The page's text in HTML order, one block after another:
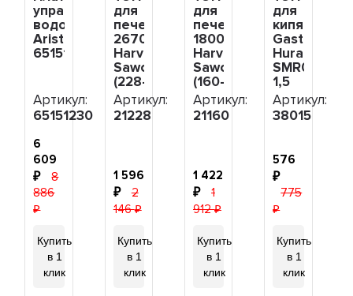
управления
водонагревателя,
Ariston,
65151230
Артикул:
65151230
6
609
8
886
Купить
в 1
клик
для
печей
2670W
Harvia,
Sawo
(228-
ZSB,
HTS007HR,
ZSB-
Артикул:
21228
1 596
2
146
Купить
в 1
клик
для
печей
1800W
Harvia,
Sawo
(160-
ZSN,
HTS024HR,
ZSN-
Артикул:
21160
1 422
1
912
Купить
в 1
клик
для
Gastrorag,
Hurakan,
SMR003
1,5
кВт,
38015
Артикул:
38015
576
775
Купить
в 1
клик